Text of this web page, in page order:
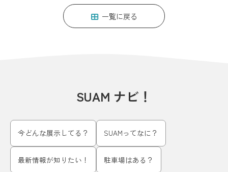
一覧に戻る
SUAM ナビ！
今どんな展示してる？ SUAMってなに？
最新情報が知りたい！ 駐車場はある？